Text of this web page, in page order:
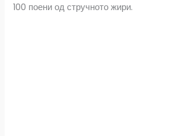
b
s
r
l
100 поени од стручното жири.